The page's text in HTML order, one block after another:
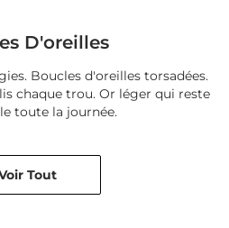
D'oreilles
Boucles d'oreilles torsadées.
chaque trou. Or léger qui reste
toute la journée.
Tout